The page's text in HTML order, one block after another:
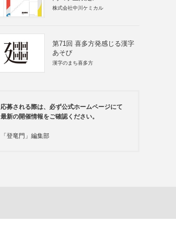
株式会社中川ケミカル
第71回 喜多方発感じる漢字
あそび
漢字のまち喜多方
応募される際は、必ず公式ホームページにて
最新の開催情報をご確認ください。
「登竜門」編集部